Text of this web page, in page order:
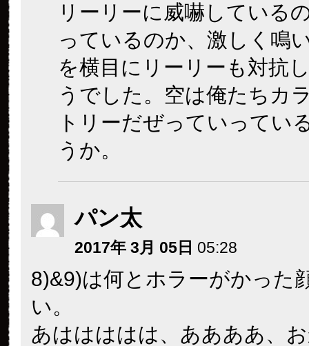
リーリーに威嚇している
っているのか、激しく鳴
を横目にリーリーも対抗
うでした。空は俺たちカ
トリーだぜっていってい
うか。
パン太
2017年 3月 05日 05:28
8)&9)は何とホラーがかった
い。
あははははは、ああああ、